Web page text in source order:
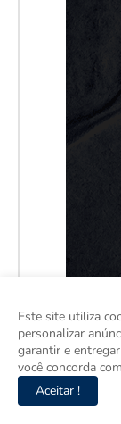
Este site utiliza
personalizar
garantir e
você concorda
Aceitar !